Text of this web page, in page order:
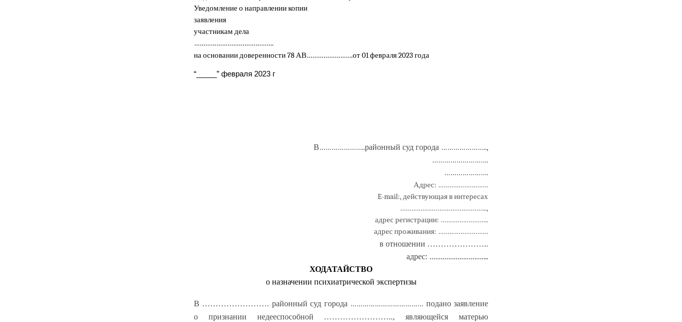
Уведомление о направлении копии
заявления
участникам дела
…………………………………….
на основании доверенности 78 АВ…………………….от 01 февраля 2023 года
“ _____” февраля 2023 г
В…………………..районный суд города …………………..,
……………………….
………………….
Адрес: ………………………
E-mail:, действующая в интересах
………………………………………..,
адрес регистрации: ……………………..
адрес проживания: ………………………
в отношении …………………..
адрес: …………………………..
ХОДАТАЙСТВО
о назначении психиатрической экспертизы
В ……………………. районный суд города ……………………………… подано заявление
о признании недееспособной …………………….., являющейся матерью